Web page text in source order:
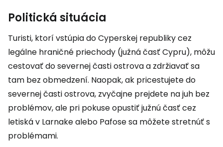
Politická situácia
Turisti, ktorí vstúpia do Cyperskej republiky cez
legálne hraničné priechody (južná časť Cypru), môžu
cestovať do severnej časti ostrova a zdržiavať sa
tam bez obmedzení. Naopak, ak pricestujete do
severnej časti ostrova, zvyčajne prejdete na juh bez
problémov, ale pri pokuse opustiť južnú časť cez
letiská v Larnake alebo Pafose sa môžete stretnúť s
problémami.